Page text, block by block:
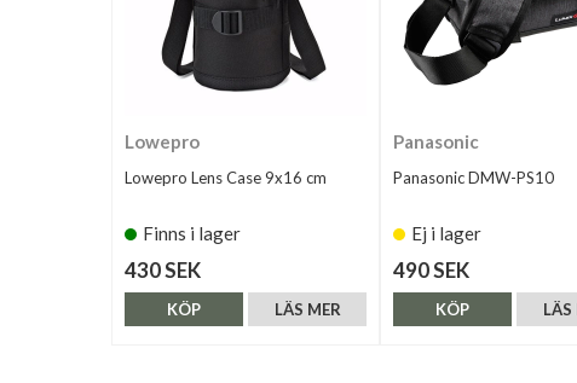
Lowepro
Lowepro Lens Case 9x16 cm
Finns i lager
430 SEK
LÄS MER
KÖP
Panasonic
Panasonic DMW-PS10
Ej i lager
490 SEK
LÄS
KÖP